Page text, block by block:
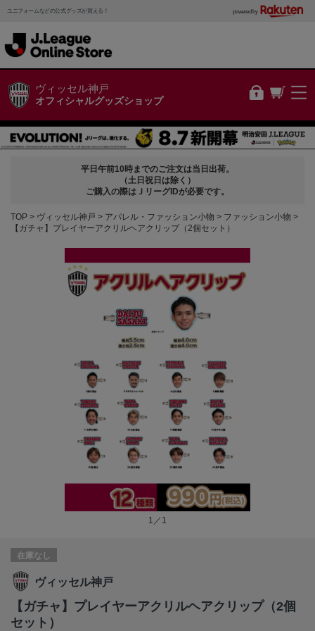
ユニフォームなどの公式グッズが買える！ powered by
ヴィッセル神戸
オフィシャルグッズショップ
平日午前10時までのご注文は当日出荷。
（土日祝日は除く）
ご購入の際はＪリーグIDが必要です。
TOP ヴィッセル神戸 アパレル・ファッション小物
ファッション小物
【ガチャ】プレイヤーアクリルヘアクリップ（2個セット）
1／1
在庫なし
ヴィッセル神戸
【ガチャ】プレイヤーアクリルヘアクリップ（2個
セット）